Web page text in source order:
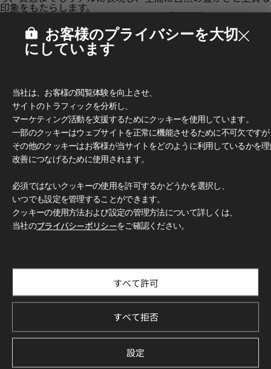
印象をもたらします。
多彩なデザインとカラー
豊富なカラーと柄で、無限のデザイン可能性をお楽しみいただ
けます。 クラシックな木目柄からモダンなグレー、トレンド
感のあふれるアクセントカラーまで、 独創的で洗練された空
LX Hausys Exterior Filmを使用した住宅・商業施設のデザイ
ン事例をご紹介します。
厳選された空間コレクションを通じて、理想の空間づくりを
続きを見る
お客様のプライバシーを大切
にしています
当社は、お客様の閲覧体験を向上させ、
サイトのトラフィックを分析し、
マーケティング活動を支援するためにクッキーを使用しています。
一部のクッキーはウェブサイトを正常に機能させるために不可欠です
その他のクッキーはお客様が当サイトをどのように利用しているかを
改善につなげるために使用されます。
必須ではないクッキーの使用を許可するかどうかを選択し、
いつでも設定を管理することができます。
クッキーの使用方法および設定の管理方法について詳しくは、
当社のプライバシーポリシーをご確認ください。
すべて許可
すべて拒否
設定